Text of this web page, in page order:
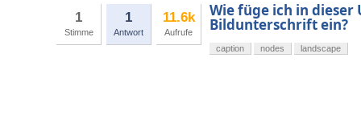
1
Stimme
1
Antwort
11.6k
Aufrufe
Wie füge ich in
Bildunterschrift ein?
caption nodes landscape